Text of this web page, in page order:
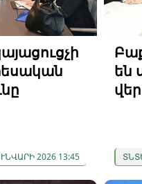
2026 13:45
են